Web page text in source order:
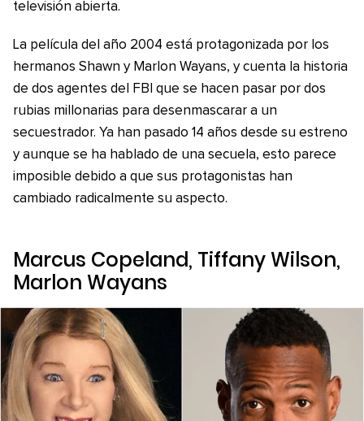
televisión abierta.
La película del año 2004 está protagonizada por los
hermanos Shawn y Marlon Wayans, y cuenta la historia
de dos agentes del FBI que se hacen pasar por dos
rubias millonarias para desenmascarar a un
secuestrador. Ya han pasado 14 años desde su estreno
y aunque se ha hablado de una secuela, esto parece
imposible debido a que sus protagonistas han
cambiado radicalmente su aspecto.
Marcus Copeland, Tiffany Wilson,
Marlon Wayans